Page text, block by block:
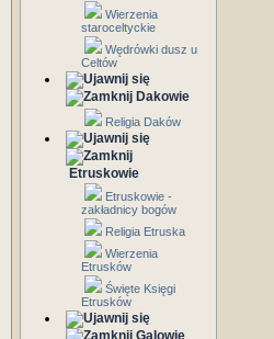
Wierzenia
staroceltyckie
Wędrówki dusz u
Celtów
Dakowie
Religia Daków
Etruskowie
Etruskowie -
zakładnicy bogów
Religia Etruska
Wierzenia
Etrusków
Święte Księgi
Etrusków
Galowie